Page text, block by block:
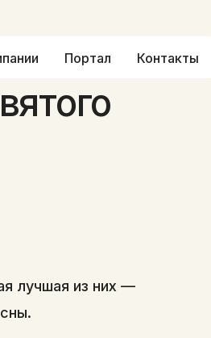
Портал Контакты
лучшая из них —